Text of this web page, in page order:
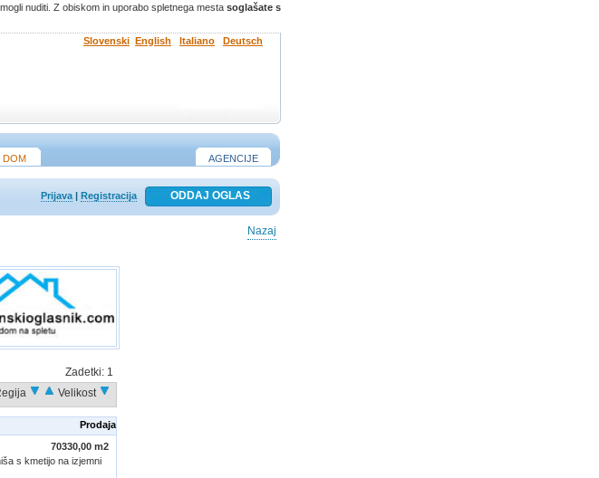
nuditi. Z obiskom in uporabo spletnega mesta soglašate s
Slovenski
English Italiano Deutsch
DOM AGENCIJE
Prijava Registracija
Nazaj
Zadetki: 1
Velikost
Prodaja
70330,00 m2
s kmetijo na izjemni